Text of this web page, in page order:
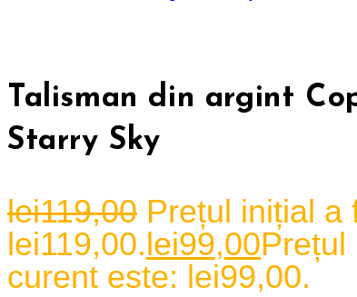
Talisman din argint
Starry Sky
lei119,00 Prețul inițial a
lei119,00.lei99,00Prețul
curent este: lei99,00.